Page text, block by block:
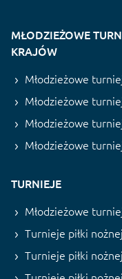
MŁODZIEŻOWE
KRAJÓW
Młodzieżowe
Młodzieżowe
Młodzieżowe
Młodzieżowe
TURNIEJE
Młodzieżowe
Turnieje piłki
Turnieje piłki